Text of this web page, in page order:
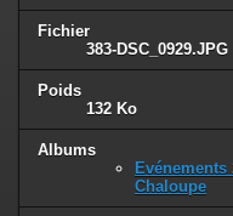
Fichier
383-DSC_0929.JPG
Poids
132 Ko
Albums
Evénements
Chaloupe